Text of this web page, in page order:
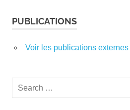
PUBLICATIONS
Voir les publications externes
Search